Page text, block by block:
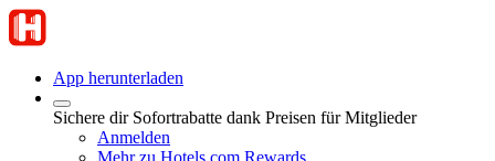
App herunterladen
Sichere dir Sofortrabatte dank Preisen für Mitglieder
Anmelden
Mehr zu Hotels.com Rewards